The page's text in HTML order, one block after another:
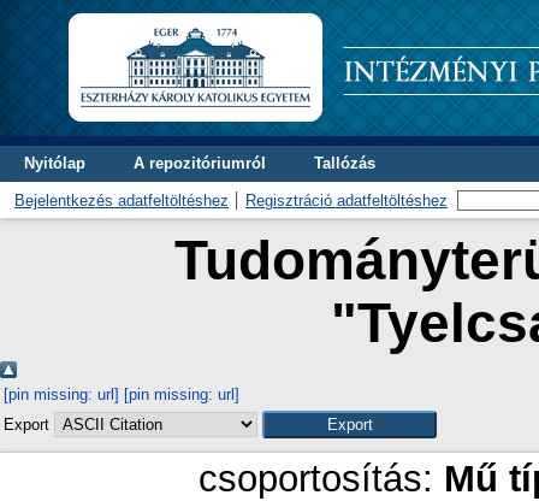
Nyitólap A repozitóriumról Tallózás
Bejelentkezés adatfeltöltéshez Regisztráció adatfeltöltéshez
"
[pin missing: url] [pin missing: url]
Export
csoportosítás: Mű